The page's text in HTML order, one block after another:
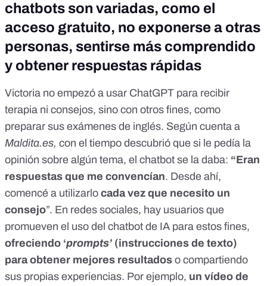
chatbots son variadas, como el
acceso gratuito, no exponerse a otras
personas, sentirse más comprendido
y obtener respuestas rápidas
Victoria no empezó a usar ChatGPT para recibir
terapia ni consejos, sino con otros fines, como
preparar sus exámenes de inglés. Según cuenta a
Maldita.es, con el tiempo descubrió que si le pedía la
opinión sobre algún tema, el chatbot se la daba: “Eran
respuestas que me convencían. Desde ahí,
comencé a utilizarlo cada vez que necesito un
consejo”. En redes sociales, hay usuarios que
promueven el uso del chatbot de IA para estos fines,
ofreciendo ‘prompts’ (instrucciones de texto)
para obtener mejores resultados o compartiendo
sus propias experiencias. Por ejemplo, un vídeo de